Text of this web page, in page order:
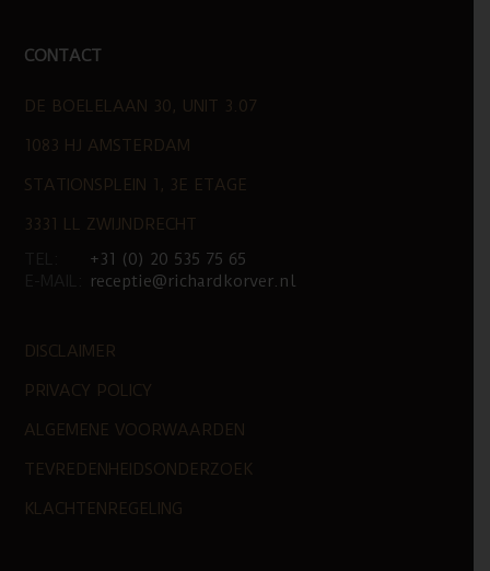
CONTACT
DE BOELELAAN 30, UNIT 3.07
1083 HJ AMSTERDAM
STATIONSPLEIN 1, 3E ETAGE
3331 LL ZWIJNDRECHT
+31 (0) 20 535 75 65
receptie@richardkorver.nl
DISCLAIMER
PRIVACY POLICY
ALGEMENE VOORWAARDEN
TEVREDENHEIDSONDERZOEK
KLACHTENREGELING